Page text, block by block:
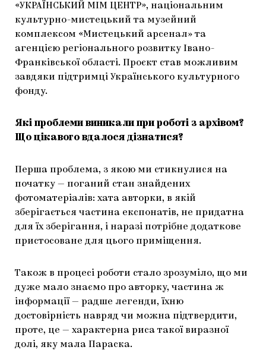
«УКРАЇНСЬКИЙ МІМ ЦЕНТР», національним
культурно-мистецький та музейний
комплексом «Мистецький арсенал» та
агенцією регіонального розвитку Івано-
Франківської області. Проєкт став можливим
завдяки підтримці Українського культурного
фонду.
Які проблеми виникали при роботі з архівом?
Що цікавого вдалося дізнатися?
Перша проблема, з якою ми стикнулися на
початку — поганий стан знайдених
фотоматеріалів: хата авторки, в якій
зберігається частина експонатів, не придатна
для їх зберігання, і наразі потрібне додаткове
пристосоване для цього приміщення.
Також в процесі роботи стало зрозуміло, що ми
дуже мало знаємо про авторку, частина ж
інформації — радше легенди, їхню
достовірність навряд чи можна підтвердити,
проте, це — характерна риса такої виразної
долі, яку мала Параска.